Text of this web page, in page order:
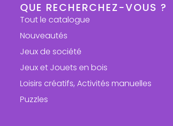
QUE RECHERCHEZ-VOUS ?
Tout le catalogue
Nouveautés
Jeux de société
Jeux et Jouets en bois
Loisirs créatifs, Activités manuelles
Puzzles